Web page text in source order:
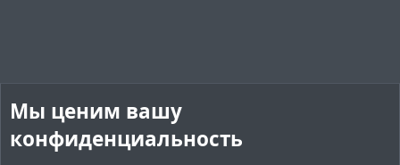
г
о
Мы ценим вашу
конфиденциальность